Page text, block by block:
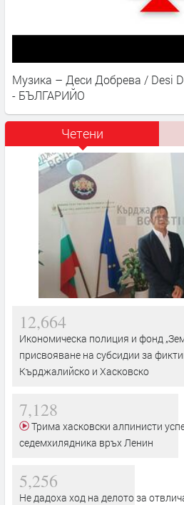
Музика – Деси Добрева / Desi
- БЪЛГАРИЙО
Четени
12,664
Икономическа полиция и фонд
присвояване на субсидии за
Кърджалийско и Хасковско
7,128
седемхилядника връх Ленин
5,256
Не дадоха ход на делото за